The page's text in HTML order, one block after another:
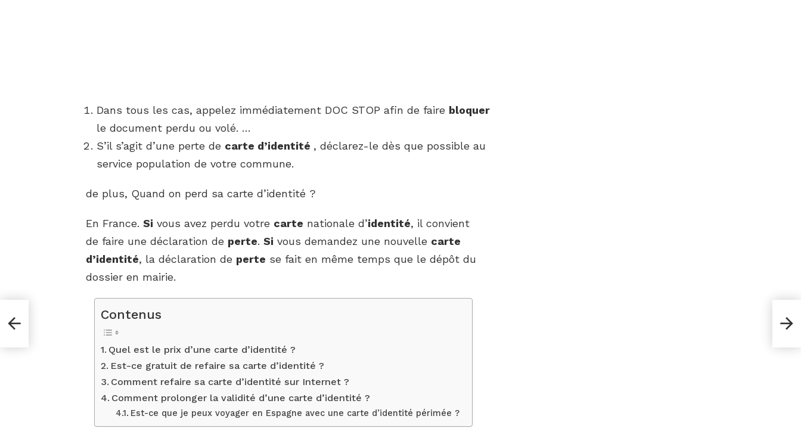
Dans tous les cas, appelez immédiatement DOC STOP afin de faire bloquer
le document perdu ou volé. …
S’il s’agit d’une perte de carte d’identité , déclarez-le dès que possible au
service population de votre commune.
de plus, Quand on perd sa carte d’identité ?
En France. Si vous avez perdu votre carte nationale d’identité, il convient
de faire une déclaration de perte. Si vous demandez une nouvelle carte
d’identité, la déclaration de perte se fait en même temps que le dépôt du
dossier en mairie.
Contenus
Quel est le prix d’une carte d’identité ?
Est-ce gratuit de refaire sa carte d’identité ?
Comment refaire sa carte d’identité sur Internet ?
Comment prolonger la validité d’une carte d’identité ?
Est-ce que je peux voyager en Espagne avec une carte d’identité périmée ?